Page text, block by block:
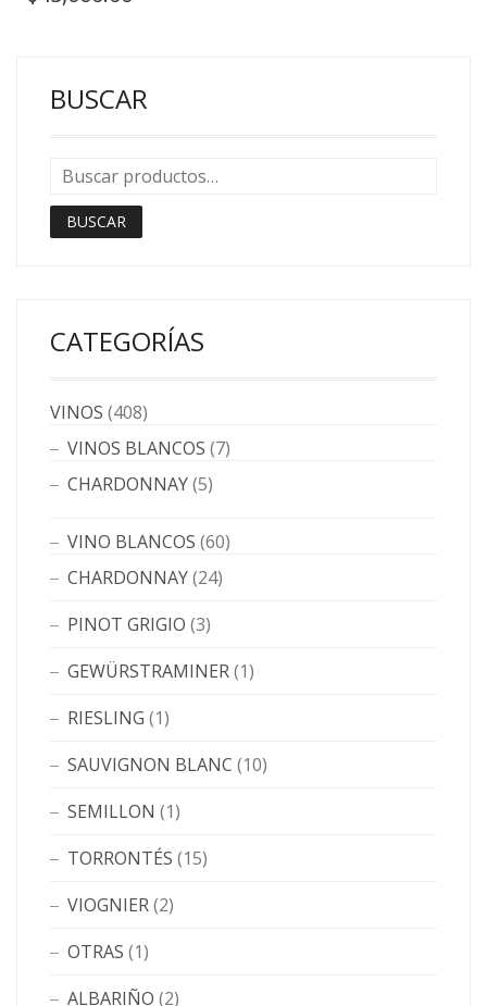
BUSCAR
BUSCAR
CATEGORÍAS
VINOS (408)
VINOS BLANCOS (7)
CHARDONNAY(5)
VINO BLANCOS (60)
CHARDONNAY(24)
PINOT GRIGIO (3)
GEWÜRSTRAMINER(1)
RIESLING (1)
SAUVIGNON BLANC (10)
SEMILLON (1)
TORRONTÉS (15)
VIOGNIER(2)
OTRAS (1)
ALBARIÑO (2)